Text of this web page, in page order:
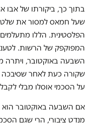
בתוך כך, ביקורתו של אבו
שעל חמאס למסור את
הפלסטינית. הללו
המפוקפק של הרשות.
השבעה באוקטובר, ויתרה
שקורה כעת לאחר שסיבכה
על הסכמי אוסלו מבלי
אם השבעה באוקטובר הוא
מנדט ציבורי, הרי שגם